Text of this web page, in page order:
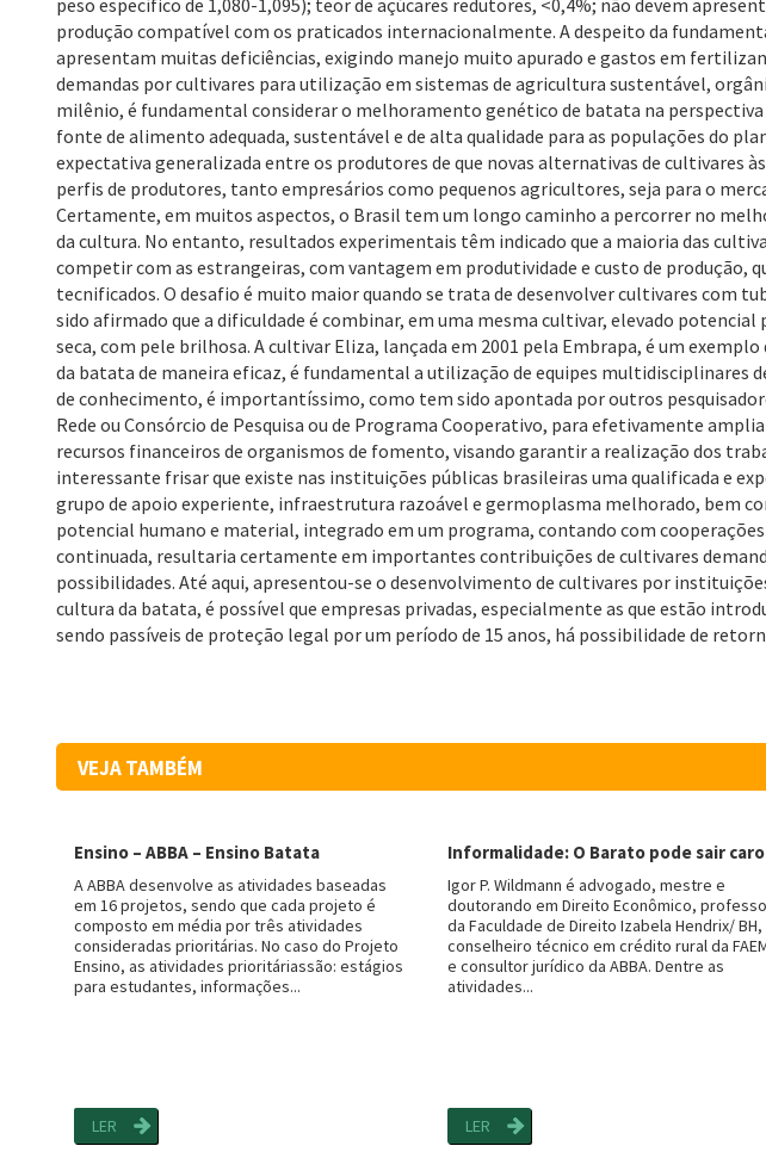
peso específico de 1,080-1,095); teor de açúcares redutores, <0,4%; não devem
produção compatível com os praticados internacionalmente. A despeito da
apresentam muitas deficiências, exigindo manejo muito apurado e gastos em
demandas por cultivares para utilização em sistemas de agricultura sustentável,
milênio, é fundamental considerar o melhoramento genético de batata na
fonte de alimento adequada, sustentável e de alta qualidade para as populações do
expectativa generalizada entre os produtores de que novas alternativas de
perfis de produtores, tanto empresários como pequenos agricultores, seja para o
Certamente, em muitos aspectos, o Brasil tem um longo caminho a percorrer no
da cultura. No entanto, resultados experimentais têm indicado que a maioria das
competir com as estrangeiras, com vantagem em produtividade e custo de produção,
tecnificados. O desafio é muito maior quando se trata de desenvolver cultivares com
sido afirmado que a dificuldade é combinar, em uma mesma cultivar, elevado
seca, com pele brilhosa. A cultivar Eliza, lançada em 2001 pela Embrapa, é um
da batata de maneira eficaz, é fundamental a utilização de equipes multidisciplinares
de conhecimento, é importantíssimo, como tem sido apontada por outros
Rede ou Consórcio de Pesquisa ou de Programa Cooperativo, para efetivamente
recursos financeiros de organismos de fomento, visando garantir a realização dos
interessante frisar que existe nas instituições públicas brasileiras uma qualificada e
grupo de apoio experiente, infraestrutura razoável e germoplasma melhorado, bem
potencial humano e material, integrado em um programa, contando com
continuada, resultaria certamente em importantes contribuições de cultivares
possibilidades. Até aqui, apresentou-se o desenvolvimento de cultivares por
cultura da batata, é possível que empresas privadas, especialmente as que estão
sendo passíveis de proteção legal por um período de 15 anos, há possibilidade de
VEJA TAMBÉM
Ensino – ABBA – Ensino Batata
A ABBA desenvolve as atividades baseadas
em 16 projetos, sendo que cada projeto é
composto em média por três atividades
consideradas prioritárias. No caso do Projeto
Ensino, as atividades prioritáriassão: estágios
para estudantes, informações...
LER
Informalidade: O Barato pode sair caro
Igor P. Wildmann é advogado, mestre e
doutorando em Direito Econômico,
da Faculdade de Direito Izabela Hendrix/ BH,
conselheiro técnico em crédito rural da
e consultor jurídico da ABBA. Dentre as
atividades...
LER